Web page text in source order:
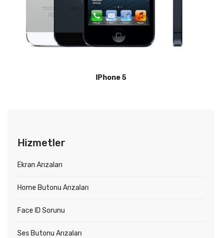
Hizmetler
Ekran Arızaları
Home Butonu Arızaları
Face ID Sorunu
Ses Butonu Arızaları
IPhone 5